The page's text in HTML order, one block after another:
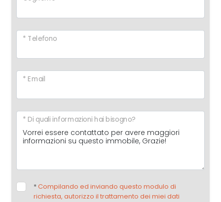
* Telefono
* Email
* Di quali informazioni hai bisogno?
*Compilando ed inviando questo modulo di
richiesta, autorizzo il trattamento dei miei dati